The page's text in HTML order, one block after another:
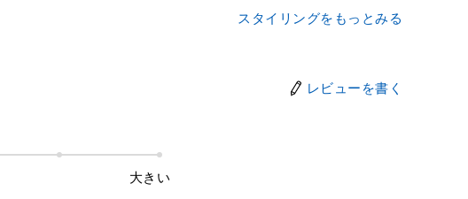
スタイリングをもっとみる
レビューを書く
大きい